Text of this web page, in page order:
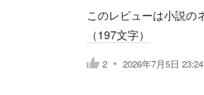
このレビューは小説の
（197文字）
2 2026年7月5日 23:24